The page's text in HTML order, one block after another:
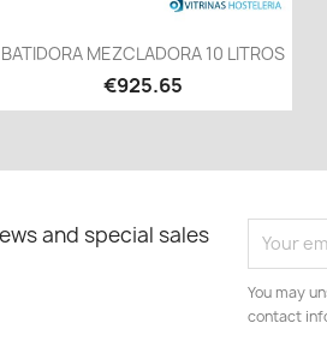
Quick view
BATIDORA MEZCLADORA 10 LITROS
€925.65
and special sales
You may
contact